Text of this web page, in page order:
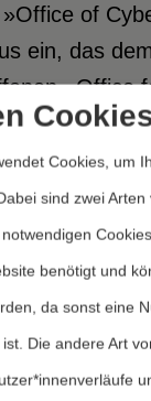
of
ein, das
»Office
dieses Amt
unter
Decision
Es blieb
von
als
Cookies, um
sind zwei Arten
benötigt und
da sonst eine
Die andere Art